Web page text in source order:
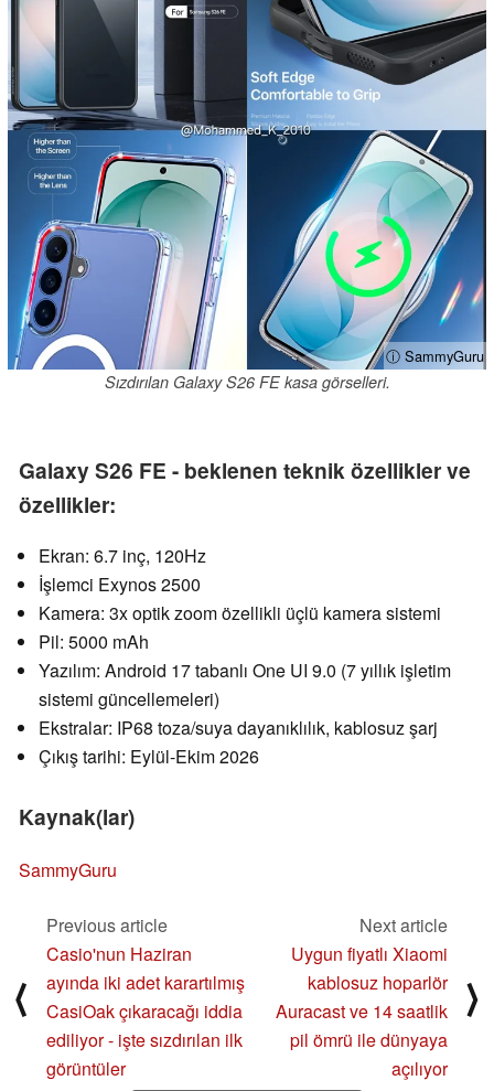
ⓘ SammyGuru
Sızdırılan Galaxy S26 FE kasa görselleri.
Galaxy S26 FE - beklenen teknik özellikler ve
özellikler:
Ekran: 6.7 inç, 120Hz
İşlemci Exynos 2500
Kamera: 3x optik zoom özellikli üçlü kamera sistemi
Pil: 5000 mAh
Yazılım: Android 17 tabanlı One UI 9.0 (7 yıllık işletim
sistemi güncellemeleri)
Ekstralar: IP68 toza/suya dayanıklılık, kablosuz şarj
Çıkış tarihi: Eylül-Ekim 2026
Kaynak(lar)
SammyGuru
⟨
Previous article
Casio'nun Haziran
ayında iki adet karartılmış
CasiOak çıkaracağı iddia
ediliyor - işte sızdırılan ilk
görüntüler
Next article
Uygun fiyatlı Xiaomi
kablosuz hoparlör
Auracast ve 14 saatlik
pil ömrü ile dünyaya
açılıyor
⟩